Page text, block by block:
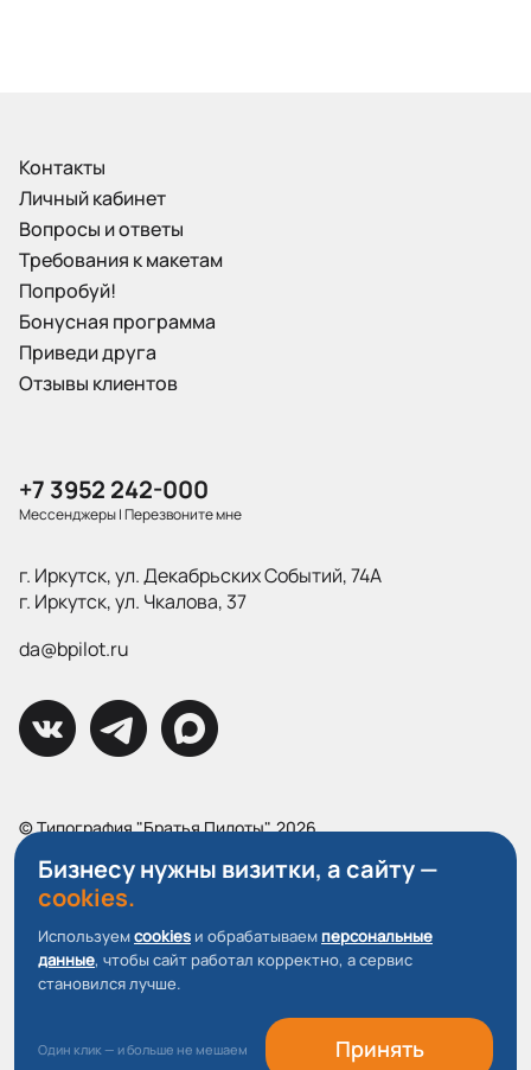
Контакты
Личный кабинет
Вопросы и ответы
Требования к макетам
Попробуй!
Бонусная программа
Приведи друга
Отзывы клиентов
+7 3952 242-000
Мессенджеры|Перезвоните мне
г. Иркутск, ул. Декабрьских Событий, 74А
г. Иркутск, ул. Чкалова, 37
da@bpilot.ru
© Типография "Братья Пилоты", 2026
Все права защищены.
Политика конфиденциальности
Пользовательское соглашение
О файлах Cookie
Бизнесу нужны визитки, а сайту —
cookies.
Используемcookies и обрабатываем персональные
данные, чтобы сайт работал корректно, а сервис
становился лучше.
Один клик — и больше не мешаем Принять